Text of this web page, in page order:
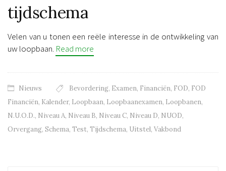
tijdschema
Velen van u tonen een reële interesse in de ontwikkeling van
uw loopbaan. Read more
Nieuws Bevordering, Examen, Financiën, FOD, FOD
Financiën, Kalender, Loopbaan, Loopbaanexamen, Loopbanen,
N.U.O.D., Niveau A, Niveau B, Niveau C, Niveau D, NUOD,
Orvergang, Schema, Test, Tijdschema, Uitstel, Vakbond